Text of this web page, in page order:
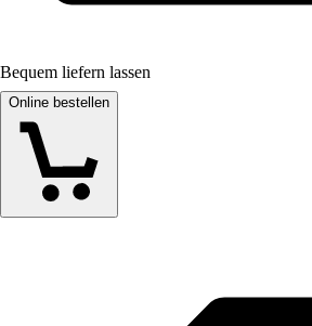
Bequem liefern lassen
Online bestellen